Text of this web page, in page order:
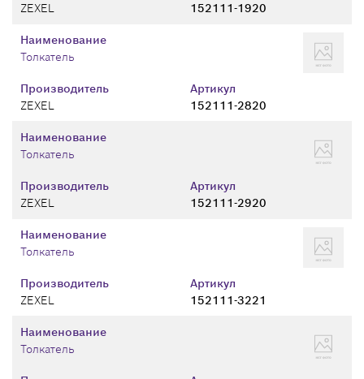
ZEXEL
152111-1920
Производитель
ZEXEL
Артикул
152111-2820
Наименование
Толкатель
Производитель
ZEXEL
Артикул
152111-2920
Наименование
Толкатель
Производитель
ZEXEL
Артикул
152111-3221
Наименование
Толкатель
Наименование
Толкатель